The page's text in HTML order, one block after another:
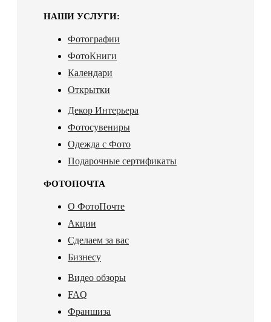
НАШИ УСЛУГИ:
Фотографии
ФотоКниги
Календари
Открытки
Декор Интерьера
Фотосувениры
Одежда с Фото
Подарочные сертификаты
ФОТОПОЧТА
О ФотоПочте
Акции
Сделаем за вас
Бизнесу
Видео обзоры
FAQ
Франшиза